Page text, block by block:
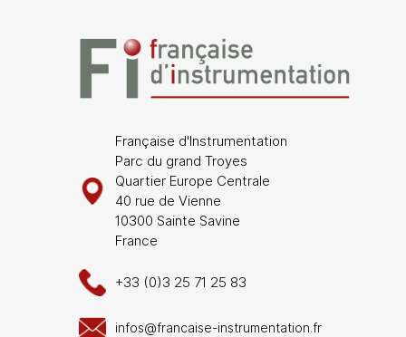
Française d'Instrumentation
Parc du grand Troyes
Quartier Europe Centrale
40 rue de Vienne
10300 Sainte Savine
France
+33 (0)3 25 71 25 83
infos@francaise-instrumentation.fr